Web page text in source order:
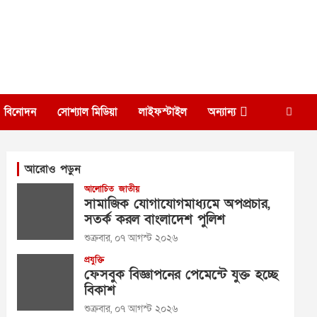
বিনোদন সোশ্যাল মিডিয়া লাইফস্টাইল অন্যান্য
আরোও পড়ুন
আলোচিত জাতীয়
সামাজিক যোগাযোগমাধ্যমে অপপ্রচার,
সতর্ক করল বাংলাদেশ পুলিশ
শুক্রবার, ০৭ আগস্ট ২০২৬
প্রযুক্তি
ফেসবুক বিজ্ঞাপনের পেমেন্টে যুক্ত হচ্ছে
বিকাশ
শুক্রবার, ০৭ আগস্ট ২০২৬